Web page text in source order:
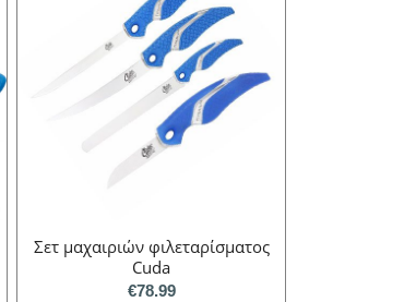
Σετ μαχαιριών φιλεταρίσματος
Cuda
€78.99